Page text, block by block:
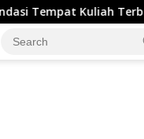
Terbaik di